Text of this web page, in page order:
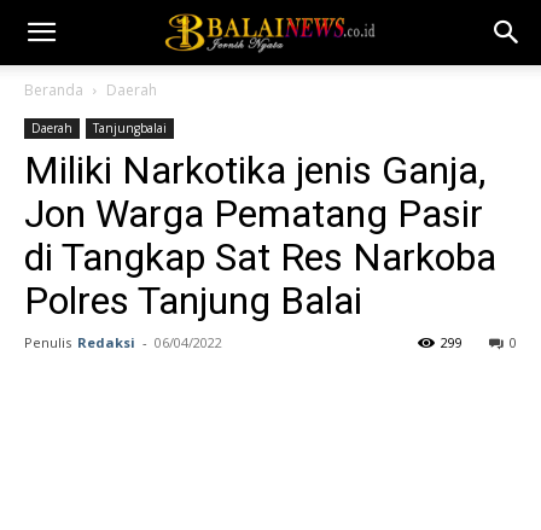
Beranda Daerah
Daerah Tanjungbalai
Miliki Narkotika jenis Ganja,
Jon Warga Pematang Pasir
di Tangkap Sat Res Narkoba
Polres Tanjung Balai
Penulis Redaksi - 06/04/2022 0
299